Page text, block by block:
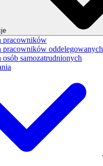
pracowników
pracowników oddelegowanych
osób samozatrudnionych